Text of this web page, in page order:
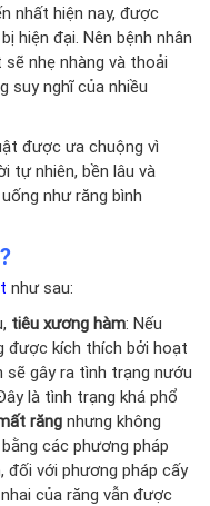
nhất hiện nay, được
hiện đại. Nên bệnh nhân
nhẹ nhàng và thoải
suy nghĩ của nhiều
được ưa chuộng vì
tự nhiên, bền lâu và
như răng bình
như sau:
tiêu xương hàm: Nếu
được kích thích bởi hoạt
gây ra tình trạng nướu
là tình trạng khá phổ
răng nhưng không
các phương pháp
đối với phương pháp cấy
của răng vẫn được